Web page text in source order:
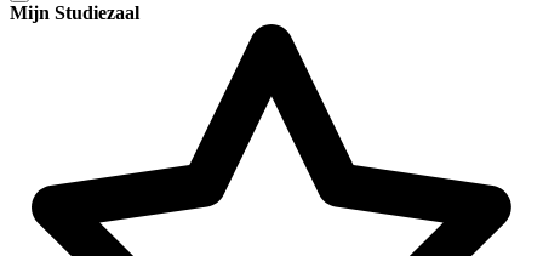
Mijn Studiezaal